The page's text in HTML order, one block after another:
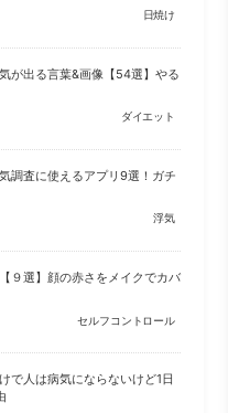
日焼け
が出る言葉&画像【54選】やる
ダイエット
調査に使えるアプリ9選！ガチ
浮気
９選】顔の赤さをメイクでカバ
セルフコントロール
で人は病気にならないけど1日